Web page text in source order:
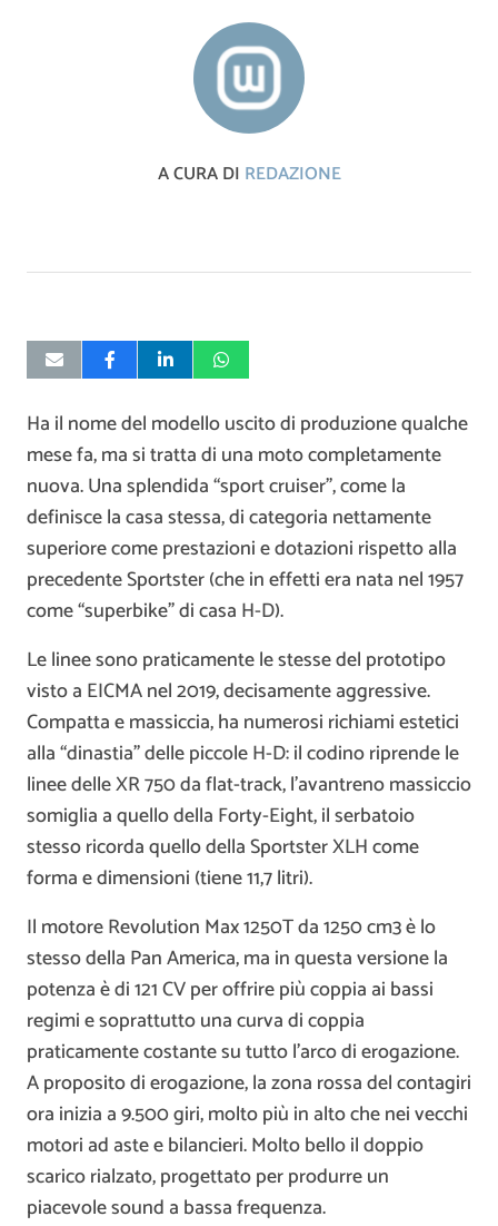
A CURA DI REDAZIONE
Ha il nome del modello uscito di produzione qualche
mese fa, ma si tratta di una moto completamente
nuova. Una splendida “sport cruiser”, come la
definisce la casa stessa, di categoria nettamente
superiore come prestazioni e dotazioni rispetto alla
precedente Sportster (che in effetti era nata nel 1957
come “superbike” di casa H-D).
Le linee sono praticamente le stesse del prototipo
visto a EICMA nel 2019, decisamente aggressive.
Compatta e massiccia, ha numerosi richiami estetici
alla “dinastia” delle piccole H-D: il codino riprende le
linee delle XR 750 da flat-track, l’avantreno massiccio
somiglia a quello della Forty-Eight, il serbatoio
stesso ricorda quello della Sportster XLH come
forma e dimensioni (tiene 11,7 litri).
Il motore Revolution Max 1250T da 1250 cm3 è lo
stesso della Pan America, ma in questa versione la
potenza è di 121 CV per offrire più coppia ai bassi
regimi e soprattutto una curva di coppia
praticamente costante su tutto l’arco di erogazione.
A proposito di erogazione, la zona rossa del contagiri
ora inizia a 9.500 giri, molto più in alto che nei vecchi
motori ad aste e bilancieri. Molto bello il doppio
scarico rialzato, progettato per produrre un
piacevole sound a bassa frequenza.